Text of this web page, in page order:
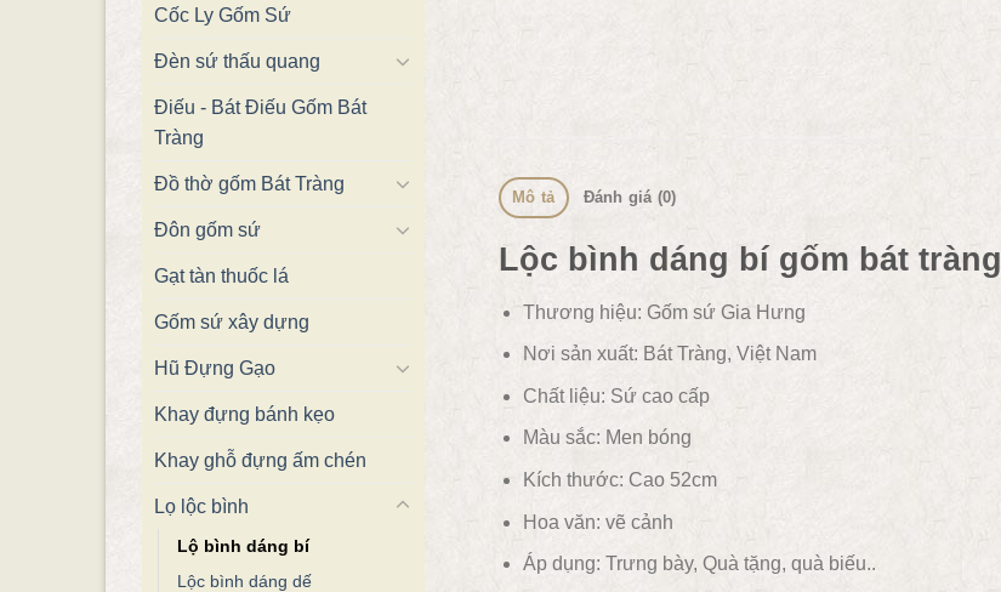
Cốc Ly Gốm Sứ
Đèn sứ thấu quang
Điếu - Bát Điếu Gốm Bát
Tràng
Đồ thờ gốm Bát Tràng
Đôn gốm sứ
Gạt tàn thuốc lá
Gốm sứ xây dựng
Hũ Đựng Gạo
Khay đựng bánh kẹo
Khay ghỗ đựng ấm chén
Lọ lộc bình
Lộ bình dáng bí
Lộc bình dáng dế
Mô tả Đánh giá (0)
Lộc bình dáng bí gốm bát tràng
Thương hiệu: Gốm sứ Gia Hưng
Nơi sản xuất: Bát Tràng, Việt Nam
Chất liệu: Sứ cao cấp
Màu sắc: Men bóng
Kích thước: Cao 52cm
Hoa văn: vẽ cảnh
Áp dụng: Trưng bày, Quà tặng, quà biếu..